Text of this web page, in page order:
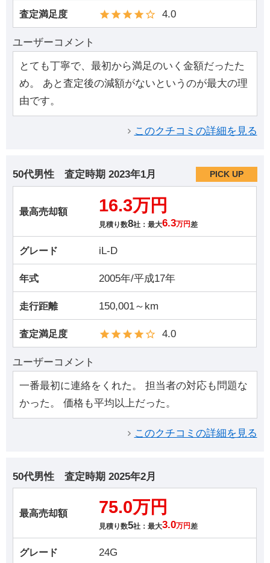
査定満足度 4.0
ユーザーコメント
とても丁寧で、最初から満足のいく金額だったた
め。 あと査定後の減額がないというのが最大の理
由です。
このクチコミの詳細を見る
50代男性 査定時期 2023年1月 PICK UP
最高売却額 16.3万円
見積り数8社：最大6.3万円 差
グレード iL-D
年式 2005年/平成17年
走行距離 150,001～km
査定満足度 4.0
ユーザーコメント
一番最初に連絡をくれた。 担当者の対応も問題な
かった。 価格も平均以上だった。
このクチコミの詳細を見る
50代男性 査定時期 2025年2月
最高売却額 75.0万円
見積り数5社：最大3.0万円差
グレード 24G